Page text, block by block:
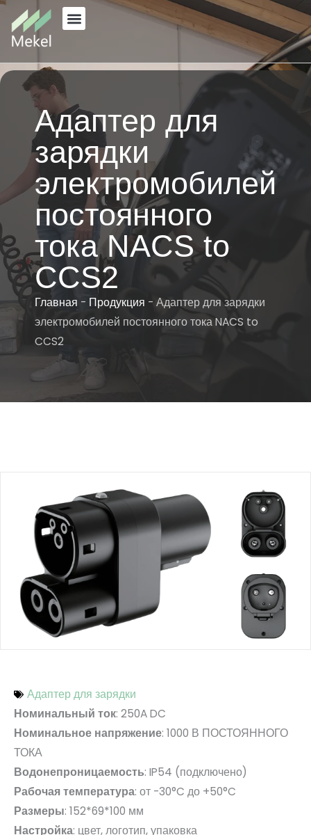
Перейти
содержанию
Адаптер для
зарядки
электромобилей
постоянного
тока NACS to
CCS2
Главная - Продукция - Адаптер для зарядки
электромобилей постоянного тока NACS to
CCS2
Адаптер для зарядки
Номинальный ток: 250A DC
Номинальное напряжение: 1000 В ПОСТОЯННОГО
ТОКА
Водонепроницаемость: IP54 (подключено)
Рабочая температура: от -30°C до +50°C
Размеры: 152*69*100 мм
Настройка: цвет, логотип, упаковка